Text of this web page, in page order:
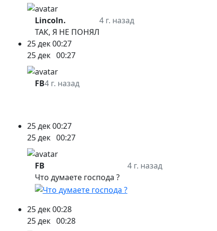
Lincoln.
ТАК, Я НЕ ПОНЯЛ
4 г. назад
25 дек00:27
25 дек 00:27
FB4 г. назад
25 дек00:27
25 дек 00:27
FB
Что думаете господа ?
4 г. назад
25 дек00:28
25 дек 00:28